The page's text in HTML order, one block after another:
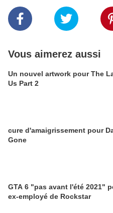
Vous aimerez aussi
Un nouvel artwork pour The
Us Part 2
cure d'amaigrissement pour
Gone
GTA 6 "pas avant l'été 2021"
ex-employé de Rockstar